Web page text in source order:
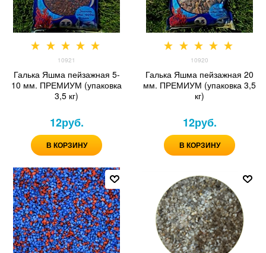
10921
Галька Яшма пейзажная 5-
10 мм. ПРЕМИУМ (упаковка
3,5 кг)
12руб.
В КОРЗИНУ
10920
Галька Яшма пейзажная 20
мм. ПРЕМИУМ (упаковка 3,5
кг)
12руб.
В КОРЗИНУ